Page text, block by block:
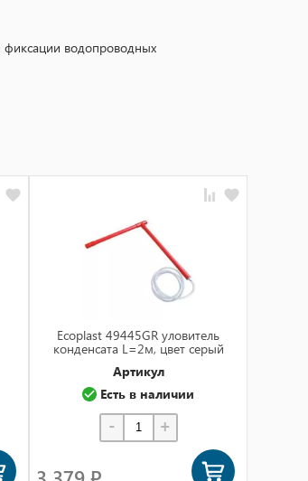
фиксации водопроводных
Ecoplast 49445GR уловитель
конденсата L=2м, цвет серый
Артикул
Есть в наличии
- +